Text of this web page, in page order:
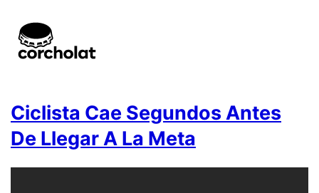
Ciclista Cae Segundos Antes
De Llegar A La Meta